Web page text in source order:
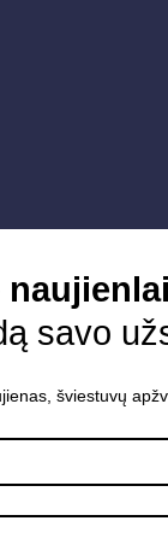
savo
šviestuvų